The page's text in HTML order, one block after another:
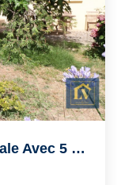
A Vendre Grande Maison Familiale Avec 5 Chambres, Garage Et...